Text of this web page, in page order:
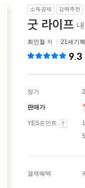
소득공제 강력추천
굿 라이프
최인철 저 21세기
9.3
정가
판매가
YES포인트
결제혜택